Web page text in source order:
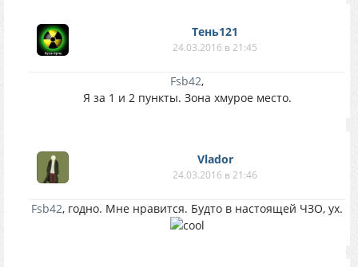
Тень121
24.03.2016 в 21:45
Fsb42,
Я за 1 и 2 пункты. Зона хмурое место.
Vlador
24.03.2016 в 21:46
Fsb42, годно. Мне нравится. Будто в настоящей ЧЗО, ух.